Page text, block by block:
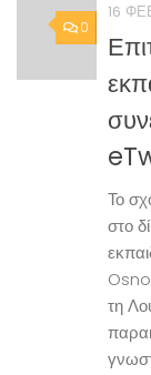
0
16
Το
στο
τη